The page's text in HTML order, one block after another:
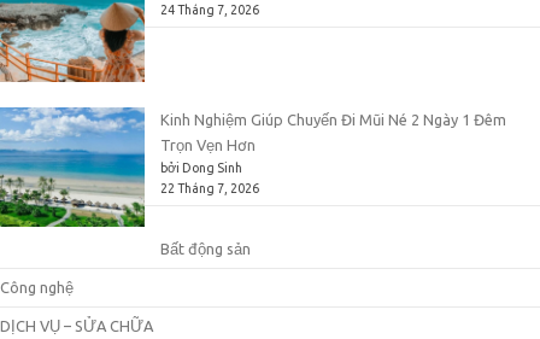
24 Tháng 7, 2026
Kinh Nghiệm Giúp Chuyến Đi Mũi Né 2 Ngày 1 Đêm
Trọn Vẹn Hơn
bởi Dong Sinh
22 Tháng 7, 2026
Bất động sản
Công nghệ
DỊCH VỤ – SỬA CHỮA